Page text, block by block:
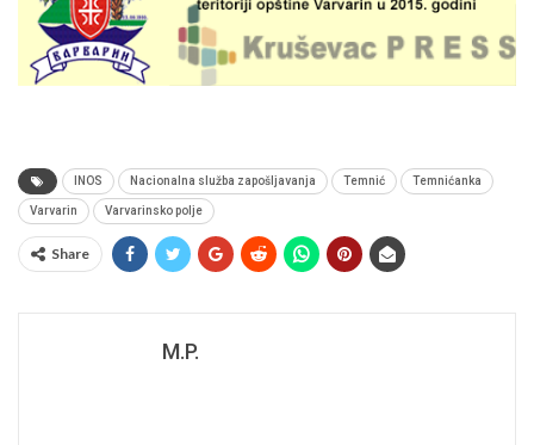
INOS Nacionalna služba zapošljavanja Temnić Temnićanka
Varvarin Varvarinsko polje
Share
M.P.